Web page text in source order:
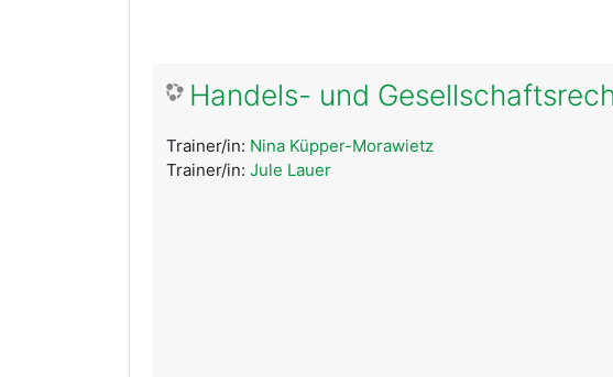
Handels- und
Trainer/in: Nina Küpper-Morawietz
Trainer/in: Jule Lauer